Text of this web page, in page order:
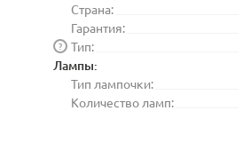
Страна:
Гарантия:
Тип:
?
Лампы:
Тип лампочки:
Количество ламп: